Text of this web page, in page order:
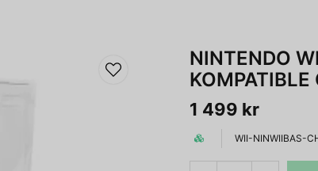
NINTENDO
KOMPATIBLE
1 499 kr
WII-NINWIIBAS-